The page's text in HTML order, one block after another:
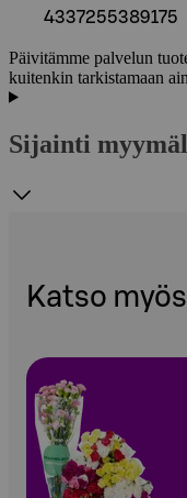
4337255389175
Päivitämme palvelun
kuitenkin tarkistamaan
Sijainti
Katso myös